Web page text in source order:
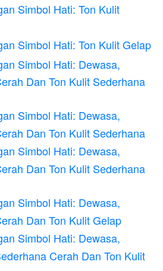
Simbol Hati: Ton Kulit
Simbol Hati: Ton Kulit Gelap
Simbol Hati: Dewasa,
Dan Ton Kulit Sederhana
Simbol Hati: Dewasa,
Dan Ton Kulit Sederhana
Simbol Hati: Dewasa,
Dan Ton Kulit Sederhana
Simbol Hati: Dewasa,
Dan Ton Kulit Gelap
Simbol Hati: Dewasa,
Cerah Dan Ton Kulit